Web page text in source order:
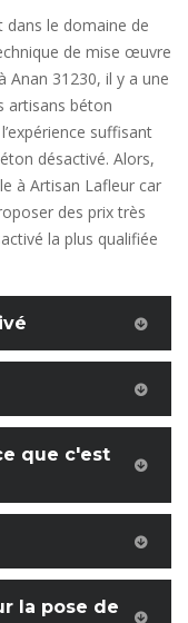
dans le domaine de
de mise œuvre
Anan 31230, il y a une
artisans béton
suffisant
désactivé. Alors,
à Artisan Lafleur car
des prix très
la plus qualifiée
que c'est
la pose de